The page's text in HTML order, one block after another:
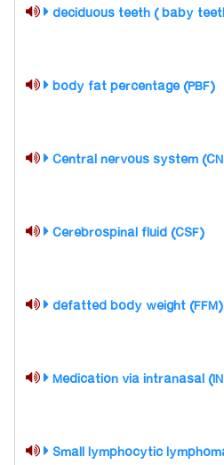
(body fat percentage (PBF
(Cerebrospinal fluid (CSF
(defatted body weight (FFM